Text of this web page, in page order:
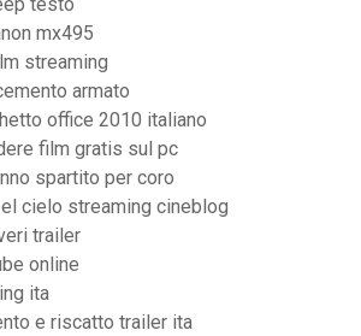
testo
mx495
streaming
armato
office 2010 italiano
film gratis sul pc
spartito per coro
cielo streaming cineblog
trailer
online
ita
e riscatto trailer ita